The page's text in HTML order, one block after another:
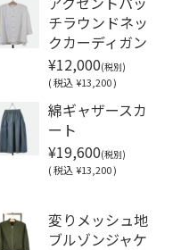
アクセントパッ
チラウンドネッ
クカーディガン
¥12,000(税別)
(税込 ¥13,200 )
綿ギャザースカ
ート
¥19,600(税別)
(税込 ¥13,200 )
変りメッシュ地
ブルゾンジャケ